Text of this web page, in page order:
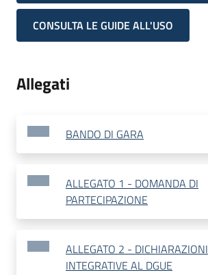
CONSULTA LE GUIDE ALL'USO
Allegati
BANDO DI GARA
ALLEGATO 1 - DOMANDA DI
PARTECIPAZIONE
ALLEGATO 2 - DICHIARAZIONI
INTEGRATIVE AL DGUE